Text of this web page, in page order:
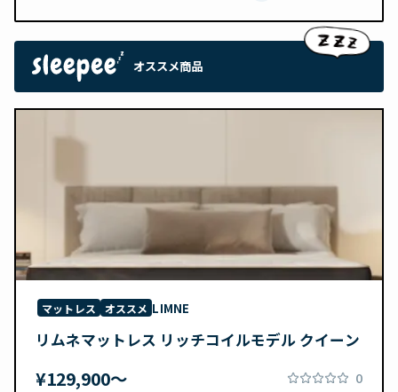
オススメ商品
マットレス オススメ LIMNE
リムネマットレス リッチコイルモデル クイーン
¥129,900〜 0